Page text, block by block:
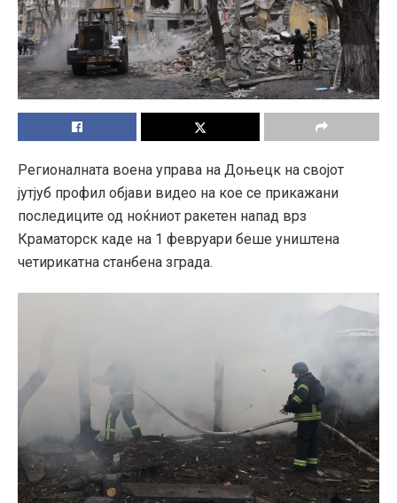
Регионалната воена управа на Доњецк на својот
јутјуб профил објави видео на кое се прикажани
последиците од ноќниот ракетен напад врз
Краматорск каде на 1 февруари беше уништена
четирикатна станбена зграда.